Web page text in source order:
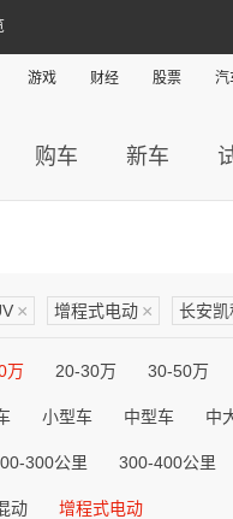
游戏 财经 股票 汽
购车 新车
× 增程式电动 × 长安凯
万 20-30万 30-50万
小型车 中型车 中
300公里 300-400公里
动 增程式电动